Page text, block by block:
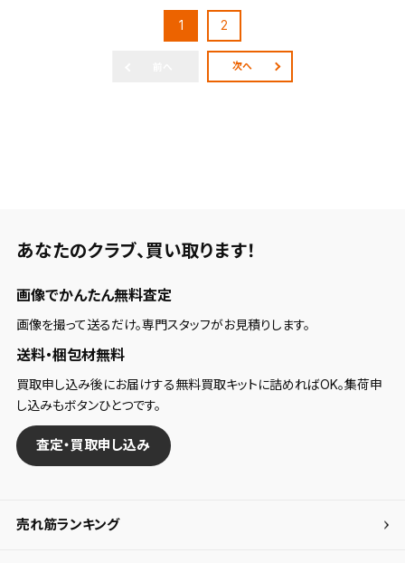
1 2
次へ
あなたのクラブ、 買い取ります！
画像でかんたん無料査定
画像を撮って送るだけ。専門スタッフがお見積りします。
送料・梱包材無料
買取申し込み後にお届けする無料買取キットに詰めればOK。集荷申
し込みもボタンひとつです。
査定・買取申し込み
売れ筋ランキング